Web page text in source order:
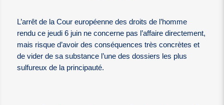
L’arrêt de la Cour européenne des droits de l’homme
rendu ce jeudi 6 juin ne concerne pas l’affaire directement,
mais risque d’avoir des conséquences très concrètes et
de vider de sa substance l’une des dossiers les plus
sulfureux de la principauté.